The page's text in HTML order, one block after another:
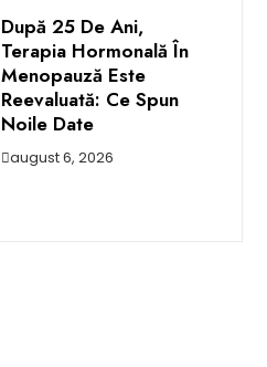
După 25 De Ani,
Terapia Hormonală În
Menopauză Este
Reevaluată: Ce Spun
Noile Date
august 6, 2026